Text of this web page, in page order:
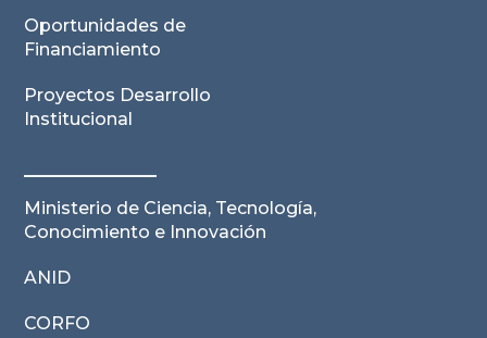
Oportunidades de
Financiamiento
Proyectos Desarrollo
Institucional
Ministerio de Ciencia, Tecnología,
Conocimiento e Innovación
ANID
CORFO